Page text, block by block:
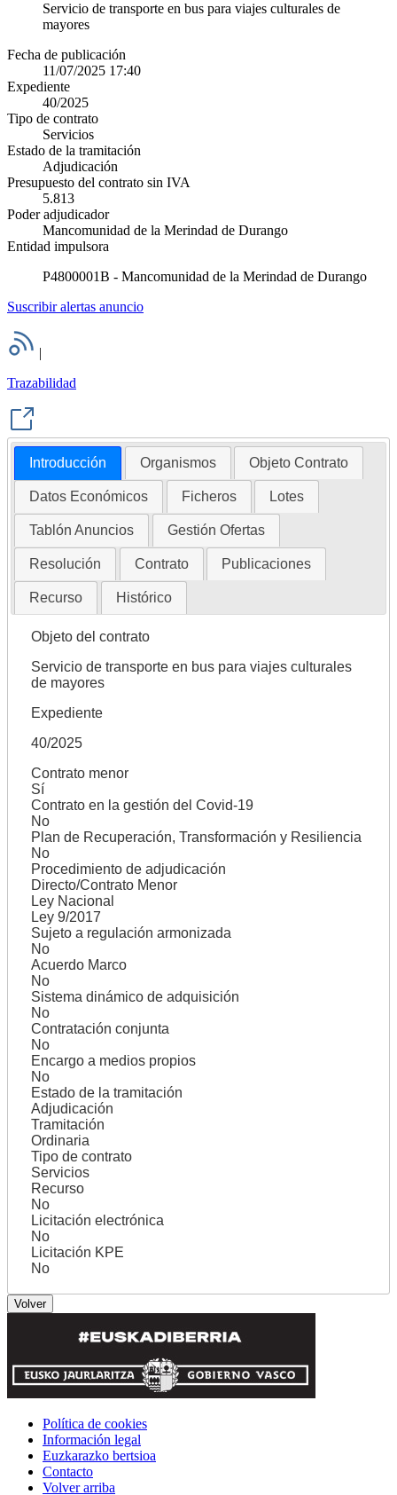
Servicio de transporte en bus para viajes culturales de
mayores
Fecha de publicación
11/07/2025 17:40
Expediente
40/2025
Tipo de contrato
Servicios
Estado de la tramitación
Adjudicación
Presupuesto del contrato sin IVA
5.813
Poder adjudicador
Mancomunidad de la Merindad de Durango
Entidad impulsora
P4800001B - Mancomunidad de la Merindad de Durango
Suscribir alertas anuncio
|
Trazabilidad
Introducción Organismos Objeto Contrato
Datos Económicos Ficheros Lotes
Tablón Anuncios Gestión Ofertas
Resolución Contrato Publicaciones
Recurso Histórico
Objeto del contrato
Servicio de transporte en bus para viajes culturales
de mayores
Expediente
40/2025
Contrato menor
Sí
Contrato en la gestión del Covid-19
No
Plan de Recuperación, Transformación y Resiliencia
No
Procedimiento de adjudicación
Directo/Contrato Menor
Ley Nacional
Ley 9/2017
Sujeto a regulación armonizada
No
Acuerdo Marco
No
Sistema dinámico de adquisición
No
Contratación conjunta
No
Encargo a medios propios
No
Estado de la tramitación
Adjudicación
Tramitación
Ordinaria
Tipo de contrato
Servicios
Recurso
No
Licitación electrónica
No
Licitación KPE
No
Política de cookies
Información legal
Euzkarazko bertsioa
Contacto
Volver arriba